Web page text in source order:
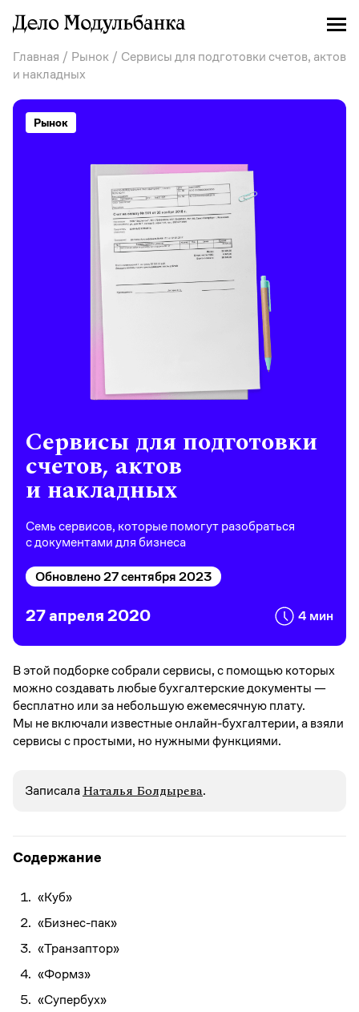
Главная / Рынок / Сервисы для подготовки счетов, актов
и накладных
Рынок
Сервисы для подготовки
счетов, актов
и накладных
Семь сервисов, которые помогут разобраться
с документами для бизнеса
Обновлено 27 сентября 2023
27 апреля 2020 4 мин
В этой подборке собрали сервисы, с помощью которых
можно создавать любые бухгалтерские документы —
бесплатно или за небольшую ежемесячную плату.
Мы не включали известные онлайн-бухгалтерии, а взяли
сервисы с простыми, но нужными функциями.
ЗаписалaНаталья Болдырева.
Содержание
«Куб»
«Бизнес-пак»
«Транзаптор»
«Формз»
«Супербух»